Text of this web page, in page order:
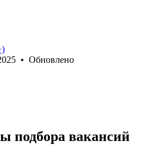
• Обновлено
подбора вакансий